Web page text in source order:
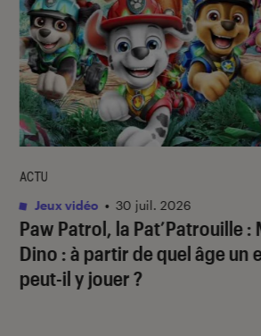
Paw Patrol, la Pat’Patrouille :
Dino : à partir de quel âge un
peut-il y jouer ?
ACTU
Jeux vidéo • 30 juil. 2026